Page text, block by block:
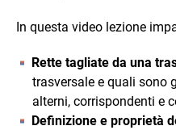
In questa video lezione
Rette tagliate da una
trasversale e quali sono
alterni, corrispondenti e
Definizione e proprietà